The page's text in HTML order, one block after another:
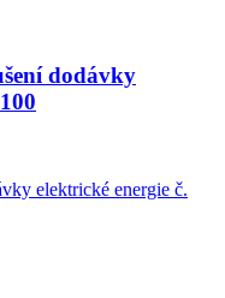
dodávky
elektrické energie č.